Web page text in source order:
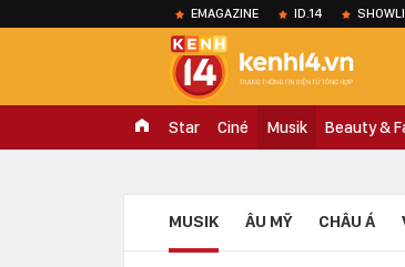
EMAGAZINE ID.14
Star Ciné Musik Beauty &
ÂU MỸ CHÂU Á